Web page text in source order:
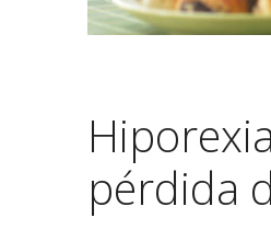
pérdida